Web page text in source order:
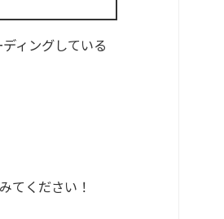
ィングしている
てください！